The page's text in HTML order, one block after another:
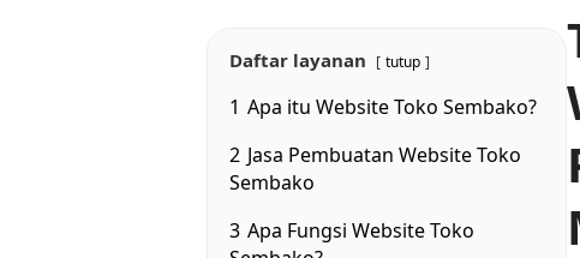
Daftar layanan tutup
1 Apa itu Website Toko Sembako?
2 Jasa Pembuatan Website Toko
Sembako
3 Apa Fungsi Website Toko